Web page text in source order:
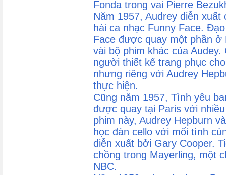
Fonda trong vai Pierre
Năm 1957, Audrey diễn
hài ca nhạc Funny Face.
Face được quay một phần
vài bộ phim khác của
người thiết kế trang phục
nhưng riêng với Audrey
thực hiện.
Cũng năm 1957, Tình yêu
được quay tại Paris với
phim này, Audrey Hepburn
học đàn cello với mối tình
diễn xuất bởi Gary Cooper.
chồng trong Mayerling, một
NBC.